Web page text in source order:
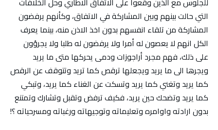
التي حالت بينهم وبين المشاركة في الاتفاق، وكأنهم يرفضون
المشاركة من تلقاء انفسهم بدون اخذ الاذن منه، بينما يعرف
الكل انهم لا يعصون له أمرا ولا يرفضون له طلبا ولا يجرؤون
على ذلك، فهم مجرد أراجوزات ودمى يحركها متى ما يريد
ويجرها الى ما يريد ويجعلها ترقص كما تريد وتتوقف عن الرقص
كما يريد وتغني كما يريد وتسكت عن الغناء كما يريد، وتبكي
كما يريد وتضحك حين يريد، فكيف ترفض وتقبل وتشارك وتمتنع
بدون ارادته واوامره وتعليماته وتوجيهاته ورغباته ومسرحياته ؟!